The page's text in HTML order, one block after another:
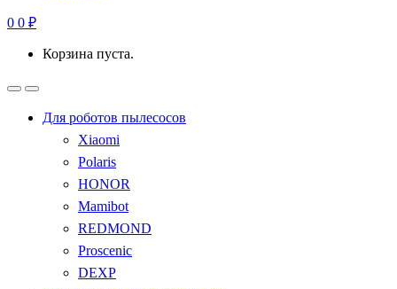
0 0 ₽
Корзина пуста.
Для роботов пылесосов
Xiaomi
Polaris
HONOR
Mamibot
REDMOND
Proscenic
DEXP